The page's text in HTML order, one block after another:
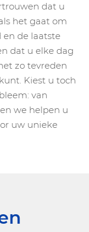
dat u
het gaat om
de laatste
dat u elke dag
zo tevreden
Kiest u toch
van
we helpen u
uw unieke